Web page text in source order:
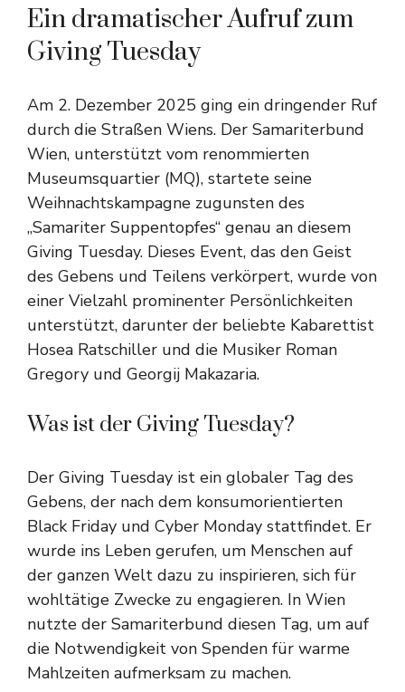
Ein dramatischer Aufruf zum
Giving Tuesday
Am 2. Dezember 2025 ging ein dringender Ruf
durch die Straßen Wiens. Der Samariterbund
Wien, unterstützt vom renommierten
Museumsquartier (MQ), startete seine
Weihnachtskampagne zugunsten des
„Samariter Suppentopfes“ genau an diesem
Giving Tuesday. Dieses Event, das den Geist
des Gebens und Teilens verkörpert, wurde von
einer Vielzahl prominenter Persönlichkeiten
unterstützt, darunter der beliebte Kabarettist
Hosea Ratschiller und die Musiker Roman
Gregory und Georgij Makazaria.
Was ist der Giving Tuesday?
Der Giving Tuesday ist ein globaler Tag des
Gebens, der nach dem konsumorientierten
Black Friday und Cyber Monday stattfindet. Er
wurde ins Leben gerufen, um Menschen auf
der ganzen Welt dazu zu inspirieren, sich für
wohltätige Zwecke zu engagieren. In Wien
nutzte der Samariterbund diesen Tag, um auf
die Notwendigkeit von Spenden für warme
Mahlzeiten aufmerksam zu machen.